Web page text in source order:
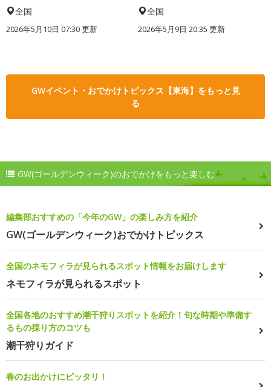
全国
2026年5月10日 07:30 更新
全国
2026年5月9日 20:35 更新
GWイベント・おでかけトピックス【東海】をもっと見
る
GW(ゴールデンウィーク)のおでかけをもっと楽しむ
編集部おすすめの「今年のGW」の楽しみ方を紹介
GW(ゴールデンウィーク)おでかけトピックス
全国のネモフィラが見られるスポット情報をお届けします
ネモフィラが見られるスポット
全国各地のおすすめ潮干狩りスポットを紹介！旬な時期や準備す
るもの採り方のコツも
潮干狩りガイド
春のお出かけにピッタリ！